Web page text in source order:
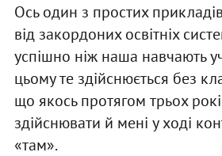
Ось один з простих
від закордоних освітніх
успішно ніж наша навчають
цьому те здійснюється без
що якось протягом трьох
здійснювати й мені у ході
«там».